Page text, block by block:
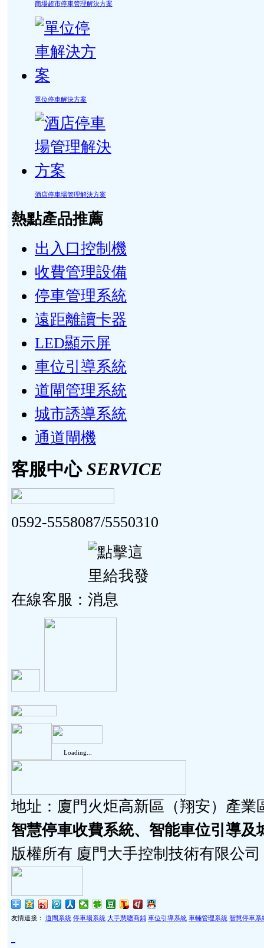
商場超市停車管理解決方案
單位停車解決方案
酒店停車場管理解決方案
熱點產品推薦
出入口控制機
收費管理設備
停車管理系統
遠距離讀卡器
LED顯示屏
車位引導系統
道閘管理系統
城市誘導系統
通道閘機
客服中心 SERVICE
0592-5558087/5550310
在線客服：
Loading...
地址：廈門火炬高新區（翔安）產業
智慧停車收費系統、智能車位引導及
版權所有 廈門大手控制技術有限公司
友情連接： 道閘系統 停車場系統 大手慧聰商鋪 車位引導系統 車輛管理系統 智慧停車系